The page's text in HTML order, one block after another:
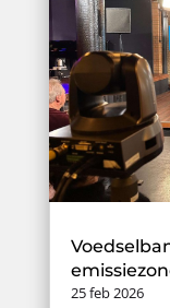
25 feb 2026